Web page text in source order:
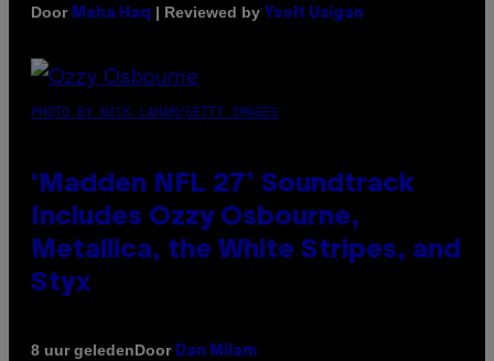
Door Maha Haq | Reviewed by Ysolt Usigan
PHOTO BY NICK LAHAM/GETTY IMAGES
‘Madden NFL 27’ Soundtrack
Includes Ozzy Osbourne,
Metallica, the White Stripes, and
Styx
8 uur geledenDoor Dan Milam